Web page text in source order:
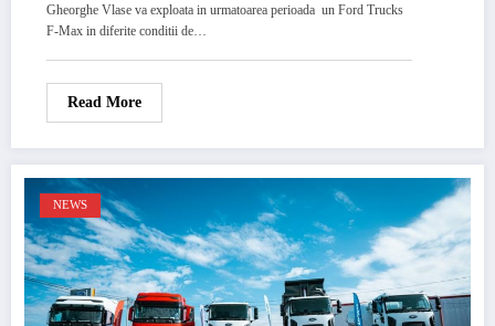
Gheorghe Vlase va exploata in urmatoarea perioada un Ford Trucks
F-Max in diferite conditii de…
Read More
NEWS